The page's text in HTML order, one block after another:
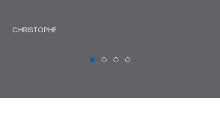
CHRISTOPHE